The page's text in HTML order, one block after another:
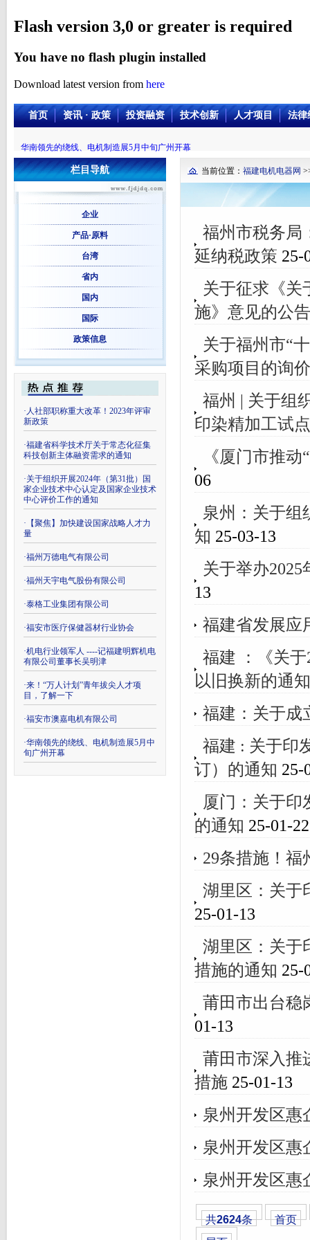
Flash version 3,0 or greater is required
You have no flash plugin installed
Download latest version from here
首页 资讯 · 政策 投资融资 技术创新 人才项目 法律
华南领先的绕线、电机制造展5月中旬广州开幕
栏目导航
企业
产品·原料
台湾
省内
国内
国际
政策信息
· 人社部职称重大改革！2023年评审
新政策
·福建省科学技术厅关于常态化征集
科技创新主体融资需求的通知
·关于组织开展2024年（第31批）国
家企业技术中心认定及国家企业技术
中心评价工作的通知
· 【聚焦】加快建设国家战略人才力
量
·福州万德电气有限公司
·福州天宇电气股份有限公司
·泰格工业集团有限公司
·福安市医疗保健器材行业协会
·机电行业领军人 ----记福建明辉机电
有限公司董事长吴明津
·来！“万人计划”青年拔尖人才项
目，了解一下
·福安市澳嘉电机有限公司
·华南领先的绕线、电机制造展5月中
旬广州开幕
当前位置： 福建电机电器网
福州市税务局
延纳税政策 25-
关于征求《关
施》意见的公告
关于福州市“
采购项目的询
福州 | 关于组
印染精加工试
《厦门市推
06
泉州：关于组
知 25-03-13
关于举办
13
福建省发展应
福建 ：《关
以旧换新的通
福建：关于成
福建 : 关于印
订）的通知 25-
厦门：关于印
的通知 25-01-22
29条措施！福
湖里区：关于
25-01-13
湖里区：关于
措施的通知 25-
莆田市出台稳
01-13
莆田市深入推
措施 25-01-13
泉州开发区惠
泉州开发区惠
泉州开发区惠
共2624条
首页